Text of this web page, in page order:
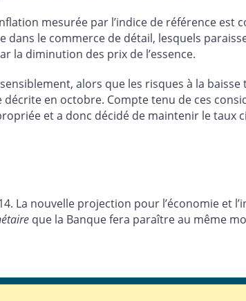
mesurée par l’indice de référence est
le commerce de détail, lesquels
la diminution des prix de l’essence.
alors que les risques à la
en octobre. Compte tenu de ces
et a donc décidé de maintenir le taux
La nouvelle projection pour l’économie et
que la Banque fera paraître au même